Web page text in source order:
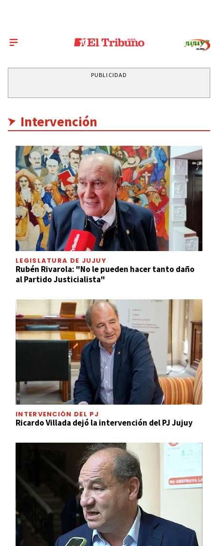
PUBLICIDAD
Intervención
LEGISLATURA DE JUJUY
Rubén Rivarola: "No le pueden hacer tanto daño
al Partido Justicialista"
INTERVENCIÓN DEL PJ
Ricardo Villada dejó la intervención del PJ Jujuy